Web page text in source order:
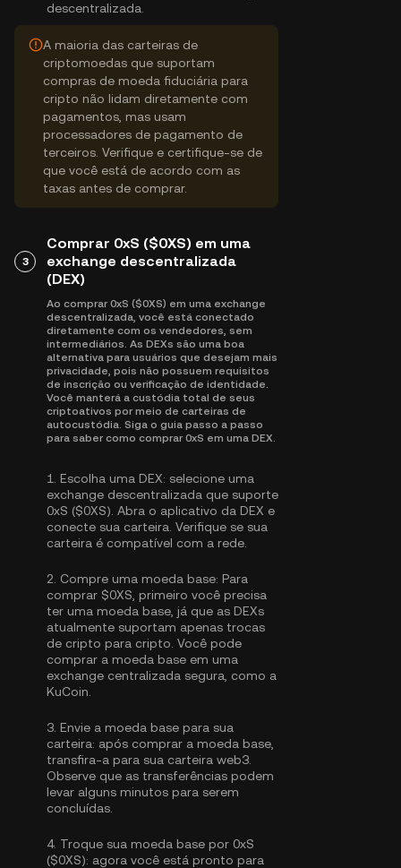
descentralizada.
A maioria das carteiras de
criptomoedas que suportam
compras de moeda fiduciária para
cripto não lidam diretamente com
pagamentos, mas usam
processadores de pagamento de
terceiros. Verifique e certifique-se de
que você está de acordo com as
taxas antes de comprar.
3
Comprar 0xS ($0XS) em uma
exchange descentralizada
(DEX)
Ao comprar 0xS ($0XS) em uma exchange
descentralizada, você está conectado
diretamente com os vendedores, sem
intermediários. As DEXs são uma boa
alternativa para usuários que desejam mais
privacidade, pois não possuem requisitos
de inscrição ou verificação de identidade.
Você manterá a custódia total de seus
criptoativos por meio de carteiras de
autocustódia. Siga o guia passo a passo
para saber como comprar 0xS em uma DEX.
1. Escolha uma DEX: selecione uma
exchange descentralizada que suporte
0xS ($0XS). Abra o aplicativo da DEX e
conecte sua carteira. Verifique se sua
carteira é compatível com a rede.
2. Compre uma moeda base: Para
comprar $0XS, primeiro você precisa
ter uma moeda base, já que as DEXs
atualmente suportam apenas trocas
de cripto para cripto. Você pode
comprar a moeda base em uma
exchange centralizada segura, como a
KuCoin.
3. Envie a moeda base para sua
carteira: após comprar a moeda base,
transfira-a para sua carteira web3.
Observe que as transferências podem
levar alguns minutos para serem
concluídas.
4. Troque sua moeda base por 0xS
($0XS): agora você está pronto para